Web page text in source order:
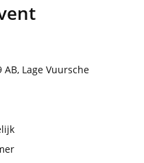
Lage Vuursche